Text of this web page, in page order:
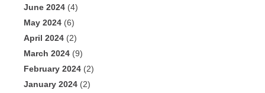
June 2024 (4)
May 2024 (6)
April 2024 (2)
March 2024 (9)
February 2024 (2)
January 2024 (2)